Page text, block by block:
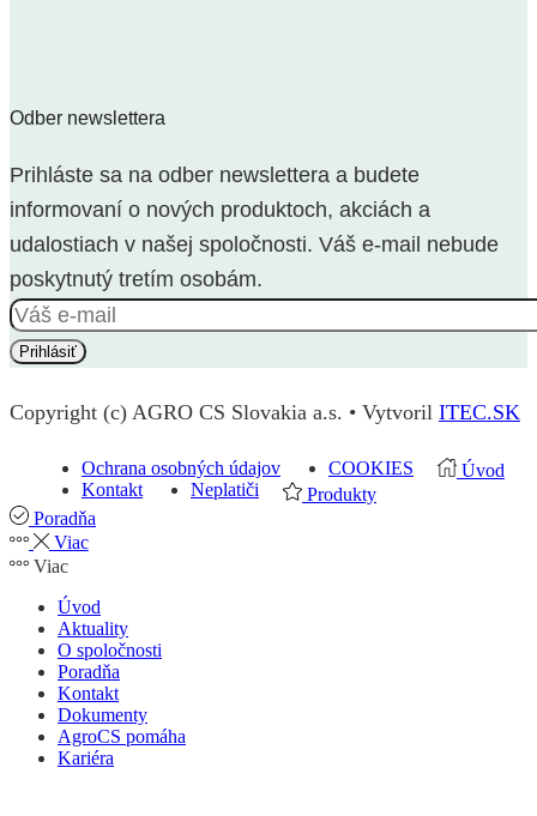
Odber newslettera
Prihláste sa na odber newslettera a budete
informovaní o nových produktoch, akciách a
udalostiach v našej spoločnosti. Váš e-mail nebude
poskytnutý tretím osobám.
Copyright (c) AGRO CS Slovakia a.s. • Vytvoril ITEC.SK
Ochrana osobných údajov
COOKIES
Kontakt
Neplatiči
Úvod
Produkty
Poradňa
Viac
Viac
Úvod
Aktuality
O spoločnosti
Poradňa
Kontakt
Dokumenty
AgroCS pomáha
Kariéra